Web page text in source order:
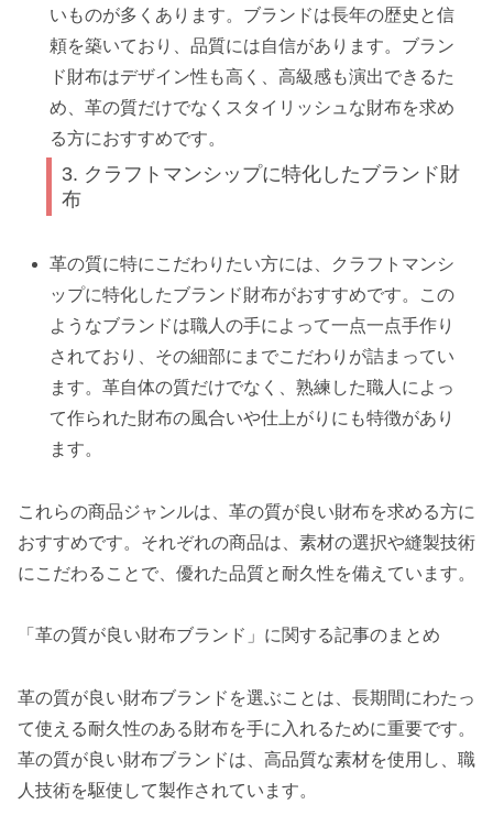
いものが多くあります。ブランドは長年の歴史と信
頼を築いており、品質には自信があります。ブラン
ド財布はデザイン性も高く、高級感も演出できるた
め、革の質だけでなくスタイリッシュな財布を求め
る方におすすめです。
3. クラフトマンシップに特化したブランド財
布
革の質に特にこだわりたい方には、クラフトマンシ
ップに特化したブランド財布がおすすめです。この
ようなブランドは職人の手によって一点一点手作り
されており、その細部にまでこだわりが詰まってい
ます。革自体の質だけでなく、熟練した職人によっ
て作られた財布の風合いや仕上がりにも特徴があり
ます。
これらの商品ジャンルは、革の質が良い財布を求める方に
おすすめです。それぞれの商品は、素材の選択や縫製技術
にこだわることで、優れた品質と耐久性を備えています。
「革の質が良い財布ブランド」に関する記事のまとめ
革の質が良い財布ブランドを選ぶことは、長期間にわたっ
て使える耐久性のある財布を手に入れるために重要です。
革の質が良い財布ブランドは、高品質な素材を使用し、職
人技術を駆使して製作されています。